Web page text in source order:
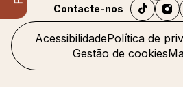
AcessibilidadePolítica de
Gestão de cookies
Contacte-nos